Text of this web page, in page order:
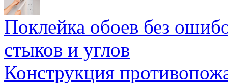
Поклейка обоев без
стыков и углов
Конструкция